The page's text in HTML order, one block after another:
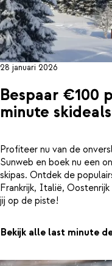
28 januari 2026
Bespaar €100
minute skideals
Profiteer nu van de
Sunweb en boek nu een
skipas. Ontdek de
Frankrijk, Italië,
jij op de piste!
Bekijk alle last minute